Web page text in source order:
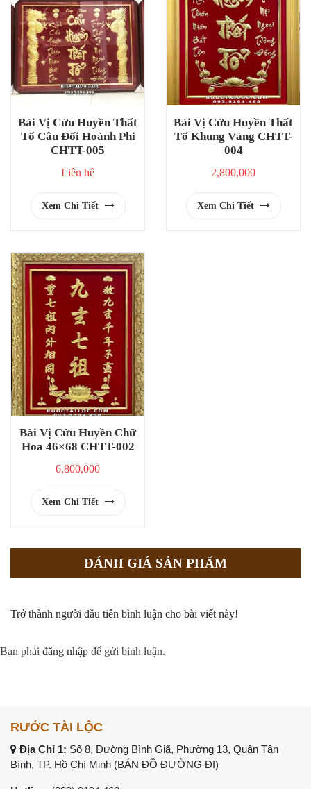
Bài Vị Cửu Huyền Thất
Tổ Câu Đối Hoành Phi
CHTT-005
Liên hệ
Xem Chi Tiết
Bài Vị Cửu Huyền Thất
Tổ Khung Vàng CHTT-
004
2,800,000
Xem Chi Tiết
Bài Vị Cửu Huyền Chữ
Hoa 46×68 CHTT-002
6,800,000
Xem Chi Tiết
ĐÁNH GIÁ SẢN PHẨM
Trở thành người đầu tiên bình luận cho bài viết này!
Bạn phải đăng nhập để gửi bình luận.
RƯỚC TÀI LỘC
Địa Chỉ 1: Số 8, Đường Bình Giã, Phường 13, Quận Tân
Bình, TP. Hồ Chí Minh (BẢN ĐỒ ĐƯỜNG ĐI)